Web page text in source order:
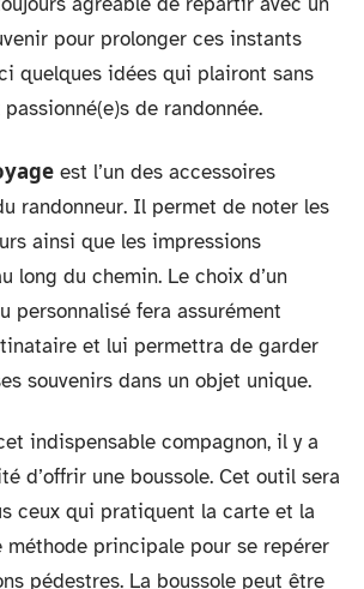
pour prolonger ces instants
quelques idées qui plairont sans
de randonnée.
est l’un des accessoires
randonneur. Il permet de noter les
ainsi que les impressions
long du chemin. Le choix d’un
personnalisé fera assurément
et lui permettra de garder
souvenirs dans un objet unique.
indispensable compagnon, il y a
d’offrir une boussole. Cet outil sera
ceux qui pratiquent la carte et la
méthode principale pour se repérer
pédestres. La boussole peut être